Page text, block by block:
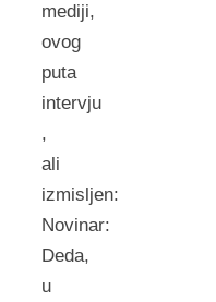
mediji,
ovog
puta
intervju
,
ali
izmisljen:
Novinar:
Deda,
u